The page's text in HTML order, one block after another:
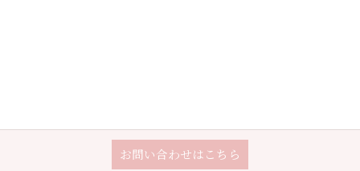
お問い合わせはこちら